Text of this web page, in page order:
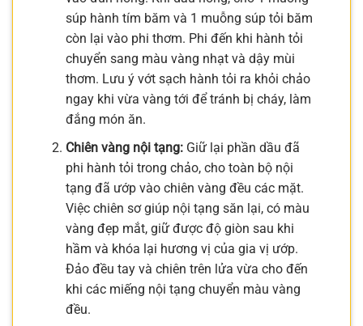
súp hành tím băm và 1 muỗng súp tỏi băm
còn lại vào phi thơm. Phi đến khi hành tỏi
chuyển sang màu vàng nhạt và dậy mùi
thơm. Lưu ý vớt sạch hành tỏi ra khỏi chảo
ngay khi vừa vàng tới để tránh bị cháy, làm
đắng món ăn.
Chiên vàng nội tạng:Giữ lại phần dầu đã
phi hành tỏi trong chảo, cho toàn bộ nội
tạng đã ướp vào chiên vàng đều các mặt.
Việc chiên sơ giúp nội tạng săn lại, có màu
vàng đẹp mắt, giữ được độ giòn sau khi
hầm và khóa lại hương vị của gia vị ướp.
Đảo đều tay và chiên trên lửa vừa cho đến
khi các miếng nội tạng chuyển màu vàng
đều.